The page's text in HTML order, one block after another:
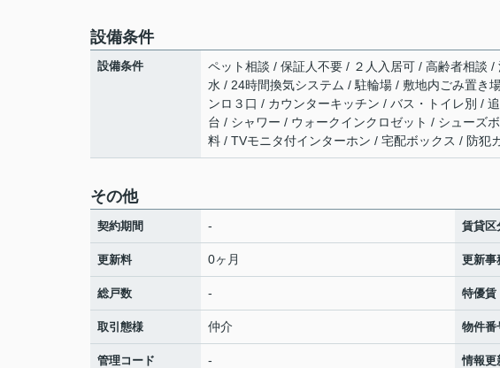
設備条件
設備条件
ペット相談 / 保証人不要 / ２人入居可 / 高齢者相談
水 / 24時間換気システム / 駐輪場 / 敷地内ごみ置き
ンロ３口 / カウンターキッチン / バス・トイレ別 /
台 / シャワー / ウォークインクロゼット / シューズ
料 / TVモニタ付インターホン / 宅配ボックス / 防犯
その他
契約期間 - 賃貸区
更新料 0ヶ月 更新事
総戸数 - 特優賃
取引態様 仲介 物件番
管理コード - 情報更